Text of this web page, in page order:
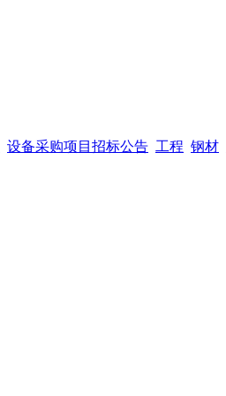
设备采购项目招标公告 工程 钢材